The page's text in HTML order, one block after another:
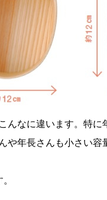
んなに違います。特
や年長さんも小さい